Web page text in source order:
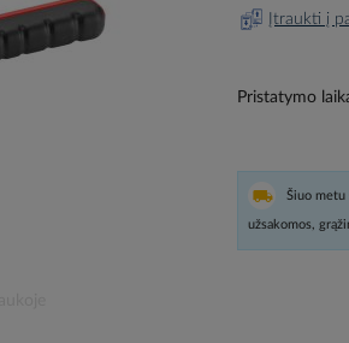
Įtraukti į
Pristatymo
Šiuo metu
užsakomos,